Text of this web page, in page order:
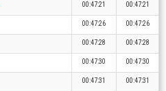
00:47:21 00:47:21
00:47:26 00:47:26
00:47:28 00:47:28
00:47:30 00:47:30
00:47:31 00:47:31